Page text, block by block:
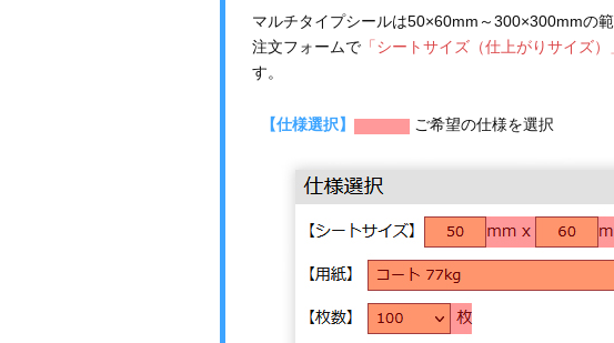
マルチタイプシールは50×60mm～300×300mmの
注文フォームで 「シートサイズ（仕上がりサイズ
す。
【仕様選択】 ご希望の仕様を選択